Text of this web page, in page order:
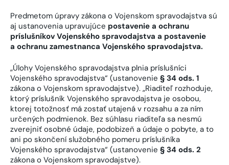
Predmetom úpravy zákona o Vojenskom spravodajstva sú
aj ustanovenia upravujúce postavenie a ochranu
príslušníkov Vojenského spravodajstva a postavenie
a ochranu zamestnanca Vojenského spravodajstva.
„Úlohy Vojenského spravodajstva plnia príslušníci
Vojenského spravodajstva“ (ustanovenie § 34 ods. 1
zákona o Vojenskom spravodajstve). „Riaditeľ rozhoduje,
ktorý príslušník Vojenského spravodajstva je osobou,
ktorej totožnosť má zostať utajená v rozsahu a za ním
určených podmienok. Bez súhlasu riaditeľa sa nesmú
zverejniť osobné údaje, podobizeň a údaje o pobyte, a to
ani po skončení služobného pomeru príslušníka
Vojenského spravodajstva“ (ustanovenie § 34 ods. 2
zákona o Vojenskom spravodajstve).